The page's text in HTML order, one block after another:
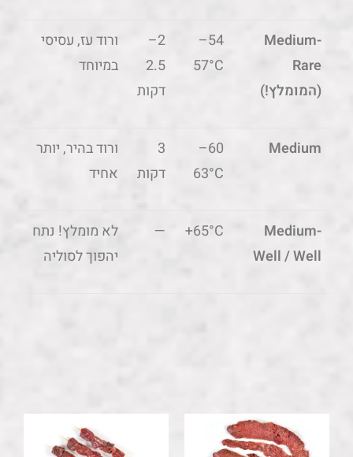
Medium-
Rare
(המומלץ!)
54–
57°C
2–
2.5
דקות
ורוד עז, עסיסי
במיוחד
Medium
60–
63°C
3
דקות
ורוד בהיר, יותר
אחיד
Medium-
Well / Well
65°C+
—
לא מומלץ! נתח
יהפוך לסוליה